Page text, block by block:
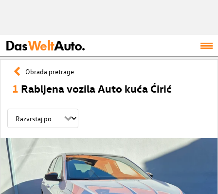
DasWeltAuto.
Obrada pretrage
1 Rabljena vozila Auto kuća Ćirić